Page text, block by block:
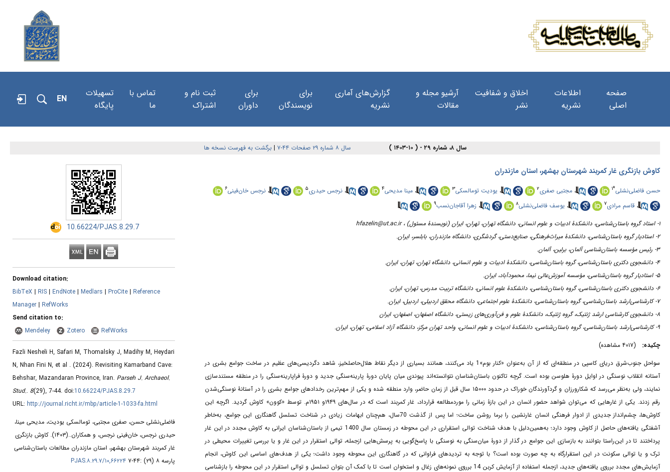
صفحه
اصلی
اطلاعات
نشریه
اخلاق و شفافیت
نشر
آرشیو مجله و
مقالات
گزارش‌های آماری
نشریه
برای
نویسندگان
برای
داوران
ثبت نام و
اشتراک
تماس با
ما
تسهیلات
پایگاه
EN
سال ۸، شماره ۲۹ - ( ۱۰-۱۴۰۳ ) سال ۸ شماره ۲۹ صفحات ۴۴-۷ |برگشت به فهرست نسخه ها
‎ 10.66224/PJAS.8.29.7
Download citation:
BibTeX | RIS | EndNote | Medlars | ProCite | Reference
Manager | RefWorks
Send citation to:
Mendeley
Zotero RefWorks
Fazli Nesheli H, Safari M, Thomalsky J, Madihy M, Heydari
N, Nhan Fini N, et al . (2024). Revisiting Kamarband Cave:
Behshar, Mazandaran Province, Iran. Parseh J. Archaeol.
Stud.. 8(29), 7-44. doi:10.66224/PJAS.8.29.7
URL: http://journal.richt.ir/mbp/article-1-1033-fa.html
فاضلی‌نشلی حسن، صفری مجتبی، تومالسکی یودیت، مدیحی مینا،
حیدری نرجس، خان‌فینی نرجس، و همکاران..(۱۴۰۳).
کاوش بازنگری
غار کمربند شهرستان بهشهر، استان مازندران مطالعات باستان‌شناسی
پارسه ۸ (۲۹) :۴۴-۷
۱۰,۶۶۲۲۴/PJAS.۸.۲۹.۷
کاوش بازنگری غار کمربند شهرستان بهشهر، استان مازندران
حسن فاضلی‌نشلی*۱ ، مجتبی صفری۲ ، یودیت تومالسکی۳ ، مینا مدیحی۴ ، نرجس حیدری۵ ، نرجس خان‌فینی۶
، قاسم مرادی۷ ، یوسف فاضلی‌نشلی۸ ، زهرا آقاجان‌نسب۹
۱- استاد گروه باستان‌شناسی، دانشکدۀ ادبیات و علوم انسانی، دانشگاه تهران، تهران، ایران (نویسندۀ مسئول) ،
hfazelin@ut.ac.ir
۲- استادیار گروه باستان‌شناسی، دانشکدۀ میراث‌فرهنگی، صنایع‌دستی، گردشگری، دانشگاه مازندران، بابلسر، ایران.
۳- رئیس مؤسسه باستان‌شناسی آلمان، برلین، آلمان.
۴- دانشجوی دکتری باستان‌شناسی، گروه باستان‌شناسی، دانشکدۀ ادبیات و علوم انسانی، دانشگاه تهران، تهران، ایران.
۵- استادیار گروه باستان‌شناسی، مؤسسه آموزش‌عالی نیما، محمودآباد، ایران.
۶- دانشجوی دکتری باستان‌شناسی، گروه باستان‌شناسی، دانشکدۀ علوم انسانی، دانشگاه تربیت مدرس، تهران، ایران.
۷- کارشناسی‌ارشد باستان‌شناسی، گروه باستان‌شناسی، دانشکدۀ علوم اجتماعی، دانشگاه محقق اردبیلی، اردبیل، ایران.
۸- دانشجوی کارشناسی ارشد ژنتیک، گروه ژنتیک، دانشکدۀ علوم و فن‌آوری‌های زیستی، دانشگاه اصفهان، اصفهان، ایران
۹- کارشناسی‌ارشد باستان‌شناسی، گروه باستان‌شناسی، دانشکدۀ ادبیات و علوم انسانی، واحد تهران مرکز، دانشگاه آزاد اسلامی، تهران، ایران.
چکیده:
(۴۰۱۷ مشاهده)
سواحل جنوب‌شرق دریای کاسپی در منطقه‌ای که از آن به‌عنوان «کنار بوم»1 یاد می‌کنند، همانند بسیاری از دیگر نقاط هلال‌حاصلخیز، شاهد دگردیسی‌های عظیم در ساخت جوامع بشری در
آستانه انقلاب نوسنگی در اوایل دورۀ هلوسن بوده است. گرچه تاکنون باستان‌شناسان نتوانسته‌اند پیوندی میان پایان دورۀ پارینه‌سنگی جدید و دورۀ فراپارینه‌سنگی را در منطقه مستند‌سازی
نمایند، ولی به‌نظر می‌رسد که شکارورزان و گردآورندگان خوراک در حدود ۱۵۰۰۰ سال قبل از زمان حاضر، وارد منطقه شده و یکی از مهم‌ترین رخدادهای جوامع بشری را در آستانۀ نوسنگی‌شدن
رقم زدند. یکی از غار‌هایی که می‌توان شواهد حضور انسان در این بازۀ زمانی را موردمطالعه قرارداد، غار کمربند است که در سال‌های ۱۹۴۹و ۱۹۵۱م. توسط «کوون» کاوش گردید. اگرچه این
کاوش‌ها، چشم‌انداز جدیدی از ادوار فرهنگی انسان غارنشین را برما روشن ساخت؛ اما پس از گذشت 70سال، هم‌چنان ابهامات زیادی در شناخت تسلسل گاهنگاری این جوامع، به‌خاطر
آشفتگی یافته‌های حاصل از کاوش وجود دارد؛ به‌همین‌دلیل با هدف شناخت توالی استقراری در این محوطه در زمستان سال 1400 تیمی از باستان‌شناسان ایرانی به کاوش مجدد در این غار
پرداختند تا در این‌راستا بتوانند به بازسازی این جوامع در گذار از دورۀ میان‌سنگی به نوسنگی با پاسخ‌گویی به پرسش‌هایی ازجمله، توالی استقرار در این غار و یا بررسی تغییرات محیطی در
ترک و یا توالی سکونت در این استقرارگاه به چه صورت بوده است؟ با توجه به تردیدهای فراوانی که در گاهنگاری این محوطه وجود داشت؛ یکی از هدف‌های اساسی این کاوش، انجام
آزمایش‌های مجدد برروی یافته‌های جدید، ازجمله استفاده از آزمایش کربن 14 برروی نمونه‌های زغال و استخوان است تا با کمک آن بتوان تسلسل و توالی استقرار در این محوطه را بازشناسی